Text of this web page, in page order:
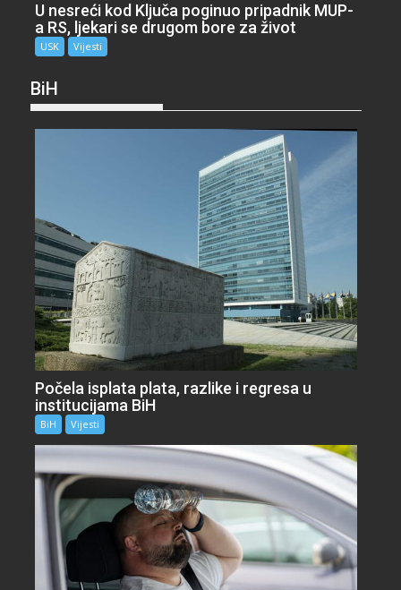
U nesreći kod Ključa poginuo pripadnik MUP-
a RS, ljekari se drugom bore za život
USK Vijesti
BiH
Počela isplata plata, razlike i regresa u
institucijama BiH
BiH Vijesti